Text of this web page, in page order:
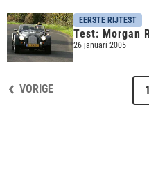
EERSTE RIJTEST
Test: Morgan
26 januari 2005
VORIGE 1